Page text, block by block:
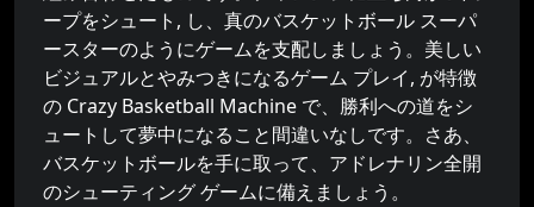
ープをシュート, し、真のバスケットボール スーパ
ースターのようにゲームを支配しましょう。美しい
ビジュアルとやみつきになるゲーム プレイ, が特徴
の Crazy Basketball Machine で、勝利への道をシ
ュートして夢中になること間違いなしです。さあ、
バスケットボールを手に取って、アドレナリン全開
のシューティング ゲームに備えましょう。